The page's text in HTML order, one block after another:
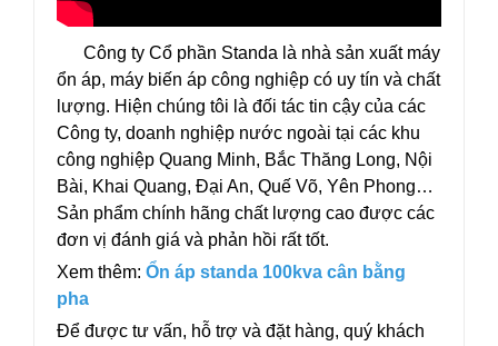
Công ty Cổ phần Standa là nhà sản xuất máy
ổn áp, máy biến áp công nghiệp có uy tín và chất
lượng. Hiện chúng tôi là đối tác tin cậy của các
Công ty, doanh nghiệp nước ngoài tại các khu
công nghiệp Quang Minh, Bắc Thăng Long, Nội
Bài, Khai Quang, Đại An, Quế Võ, Yên Phong…
Sản phẩm chính hãng chất lượng cao được các
đơn vị đánh giá và phản hồi rất tốt.
Xem thêm: Ổn áp standa 100kva cân bằng
pha
Để được tư vấn, hỗ trợ và đặt hàng, quý khách